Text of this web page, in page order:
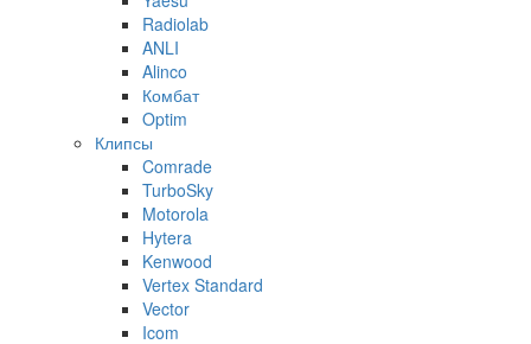
Radiolab
ANLI
Alinco
Комбат
Optim
Клипсы
Comrade
TurboSky
Motorola
Hytera
Kenwood
Vertex Standard
Vector
Icom